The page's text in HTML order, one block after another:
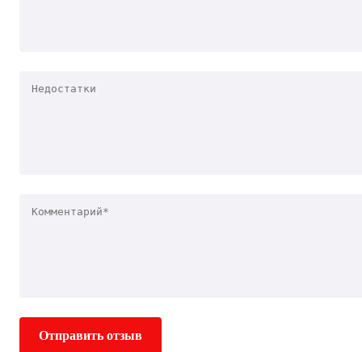
Отправить отзыв